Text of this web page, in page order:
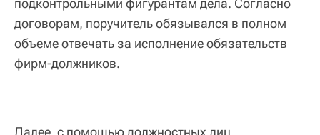
подконтрольными фигурантам дела. Согласно
договорам, поручитель обязывался в полном
объеме отвечать за исполнение обязательств
фирм-должников.